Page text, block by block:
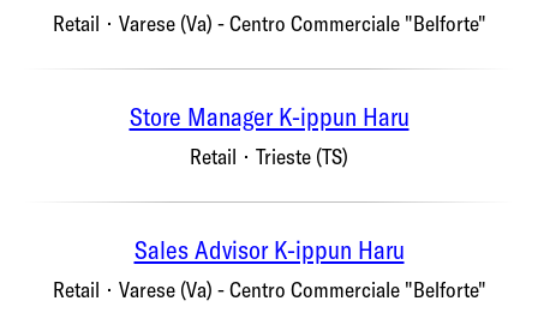
Retail · Varese (Va) - Centro Commerciale "Belforte"
Store Manager K-ippun Haru
Retail · Trieste (TS)
Sales Advisor K-ippun Haru
Retail · Varese (Va) - Centro Commerciale "Belforte"